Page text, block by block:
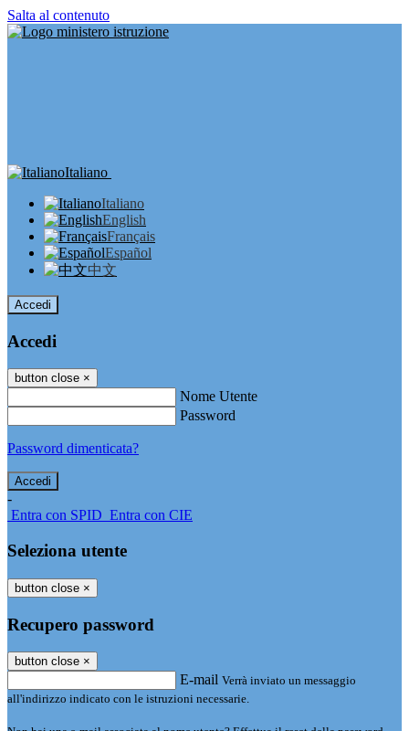
Salta al contenuto
Italiano
Italiano
English
Français
Español
中文
Accedi
Accedi
button close ×
Nome Utente
Password
Password dimenticata?
-
Entra con SPID Entra con CIE
Seleziona utente
button close ×
Recupero password
button close ×
E-mail Verrà inviato un messaggio
all'indirizzo indicato con le istruzioni necessarie.